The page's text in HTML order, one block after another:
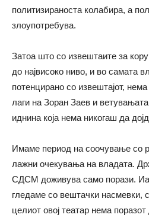
политизираноста колабира, а
злоупотребува.
Затоа што со извештаите за
до највисоко ниво, и во самата
потенцирано со извештајот,
лаги на Зоран Заев и
иднина која нема никогаш да
Имаме период на соочување со
лажни очекувања на владата.
СДСМ доживува само порази.
гледаме со вештачки насмевки,
целиот овој театар нема